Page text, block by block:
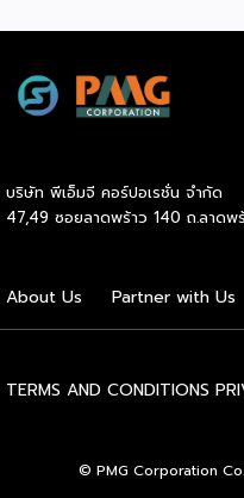
จัดงานครั้งนี้คาดว่าจะสร้าง
แฟรนไชส์ไม่ใช่เพียงโมเดลธุ
แบรนด์ไทยให้ก้าวสู่ตลาดให
ทางสู่การเปิดตลาดใหม่ เพื่อพ
ตลาดโลก ด้วยบทบาท
บริษัท พีเอ็มจี คอร์ปอเรชั่น จำกัด
47,49 ซอยลาดพร้าว 140 ถ.ลาดพ
About Us Partner with Us
TERMS AND CONDITIONS
© PMG Corporation